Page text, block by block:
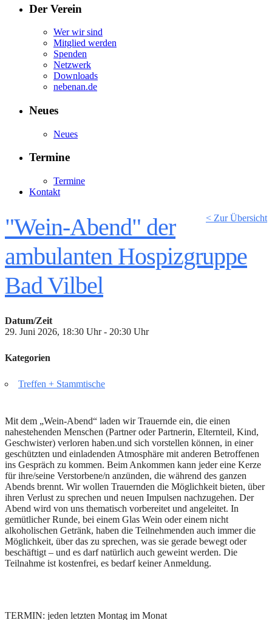
Der Verein
Wer wir sind
Mitglied werden
Spenden
Netzwerk
Downloads
nebenan.de
Neues
Neues
Termine
Termine
Kontakt
< Zur Übersicht
"Wein-Abend" der
ambulanten Hospizgruppe
Bad Vilbel
Datum/Zeit
29. Juni 2026, 18:30 Uhr - 20:30 Uhr
Kategorien
Treffen + Stammtische
Mit dem „Wein-Abend“ laden wir Trauernde ein, die einen
nahestehenden Menschen (Partner oder Partnerin, Elternteil, Kind,
Geschwister) verloren haben.und sich vorstellen können, in einer
geschützten und einladenden Atmosphäre mit anderen Betroffenen
ins Gespräch zu kommen. Beim Ankommen kann jeder eine Kerze
für ihre/seine Verstorbene/n anzünden, die während des ganzen
Abends brennt. Wir wollen Trauernden die Möglichkeit bieten, über
ihren Verlust zu sprechen und neuen Impulsen nachzugehen. Der
Abend wird von uns thematisch vorbereitet und angeleitet. In
gemütlicher Runde, bei einem Glas Wein oder einem nicht
alkoholischen Getränk, haben die Teilnehmenden auch immer die
Möglichkeit, über das zu sprechen, was sie gerade bewegt oder
beschäftigt – und es darf natürlich auch geweint werden. Die
Teilnahme ist kostenfrei, es bedarf keiner Anmeldung.
TERMIN: jeden letzten Montag im Monat